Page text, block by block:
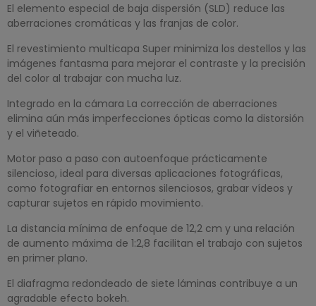
El elemento especial de baja dispersión (SLD) reduce las
aberraciones cromáticas y las franjas de color.
El revestimiento multicapa Super minimiza los destellos y las
imágenes fantasma para mejorar el contraste y la precisión
del color al trabajar con mucha luz.
Integrado en la cámara La corrección de aberraciones
elimina aún más imperfecciones ópticas como la distorsión
y el viñeteado.
Motor paso a paso con autoenfoque prácticamente
silencioso, ideal para diversas aplicaciones fotográficas,
como fotografiar en entornos silenciosos, grabar vídeos y
capturar sujetos en rápido movimiento.
La distancia mínima de enfoque de 12,2 cm y una relación
de aumento máxima de 1:2,8 facilitan el trabajo con sujetos
en primer plano.
El diafragma redondeado de siete láminas contribuye a un
agradable efecto bokeh.